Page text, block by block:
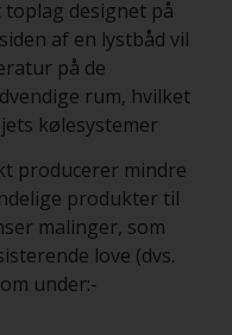
designet på
af en lystbåd vil
på de
rum, hvilket
kølesystemer
producerer mindre
produkter til
malinger, som
love (dvs.
under:-